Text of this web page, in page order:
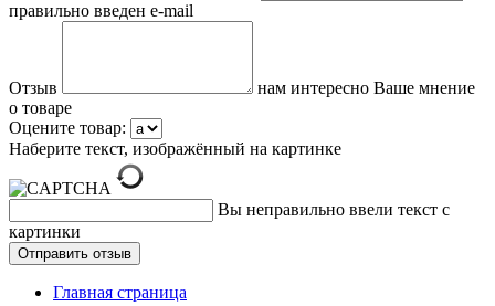
правильно введен e-mail
Отзыв
нам интересно Ваше мнение
о товаре
Оцените товар:
Наберите текст, изображённый на картинке
Вы неправильно ввели текст с
картинки
Главная страница